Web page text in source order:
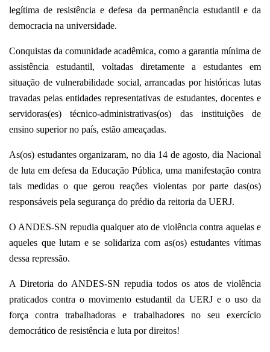
legítima de resistência e defesa da permanência estudantil e da
democracia na universidade.
Conquistas da comunidade acadêmica, como a garantia mínima de
assistência estudantil, voltadas diretamente a estudantes em
situação de vulnerabilidade social, arrancadas por históricas lutas
travadas pelas entidades representativas de estudantes, docentes e
servidoras(es) técnico-administrativas(os) das instituições de
ensino superior no país, estão ameaçadas.
As(os) estudantes organizaram, no dia 14 de agosto, dia Nacional
de luta em defesa da Educação Pública, uma manifestação contra
tais medidas o que gerou reações violentas por parte das(os)
responsáveis pela segurança do prédio da reitoria da UERJ.
O ANDES-SN repudia qualquer ato de violência contra aquelas e
aqueles que lutam e se solidariza com as(os) estudantes vítimas
dessa repressão.
A Diretoria do ANDES-SN repudia todos os atos de violência
praticados contra o movimento estudantil da UERJ e o uso da
força contra trabalhadoras e trabalhadores no seu exercício
democrático de resistência e luta por direitos!